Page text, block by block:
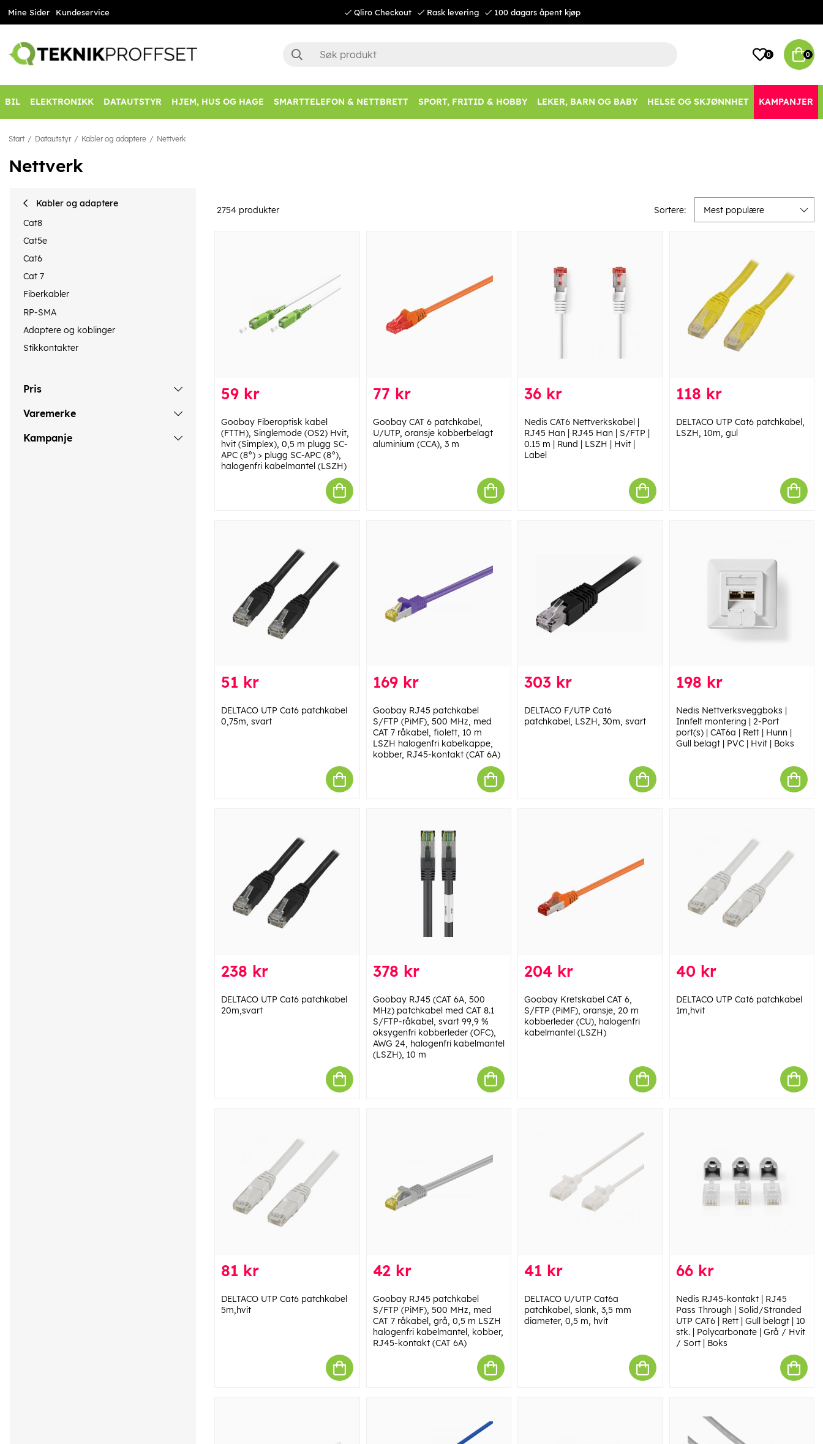
Mine Sider Kundeservice Qliro Checkout Rask levering 100 dagars åpent kjøp
0 0
BIL ELEKTRONIKK DATAUTSTYR HJEM, HUS OG HAGE SMARTTELEFON & NETTBRETT SPORT, FRITID & HOBBY LEKER, BARN OG BABY HELSE OG SKJØNNHET KAMPANJER
Start Datautstyr Kabler og adaptere Nettverk
Nettverk
Kabler og adaptere
Cat8
Cat5e
Cat6
Cat 7
Fiberkabler
RP-SMA
Adaptere og koblinger
Stikkontakter
Pris
Varemerke
Kampanje
2754 produkter Sortere: Mest populære
59 kr
Goobay Fiberoptisk kabel
(FTTH), Singlemode (OS2) Hvit,
hvit (Simplex), 0,5 m plugg SC-
APC (8°) > plugg SC-APC (8°),
halogenfri kabelmantel (LSZH)
77 kr
Goobay CAT 6 patchkabel,
U/UTP, oransje kobberbelagt
aluminium (CCA), 3 m
36 kr
Nedis CAT6 Nettverkskabel |
RJ45 Han | RJ45 Han | S/FTP |
0.15 m | Rund | LSZH | Hvit |
Label
118 kr
DELTACO UTP Cat6 patchkabel,
LSZH, 10m, gul
51 kr
DELTACO UTP Cat6 patchkabel
0,75m, svart
169 kr
Goobay RJ45 patchkabel
S/FTP (PiMF), 500 MHz, med
CAT 7 råkabel, fiolett, 10 m
LSZH halogenfri kabelkappe,
kobber, RJ45-kontakt (CAT 6A)
303 kr
DELTACO F/UTP Cat6
patchkabel, LSZH, 30m, svart
198 kr
Nedis Nettverksveggboks |
Innfelt montering | 2-Port
port(s) | CAT6a | Rett | Hunn |
Gull belagt | PVC | Hvit | Boks
238 kr
DELTACO UTP Cat6 patchkabel
20m,svart
378 kr
Goobay RJ45 (CAT 6A, 500
MHz) patchkabel med CAT 8.1
S/FTP-råkabel, svart 99,9 %
oksygenfri kobberleder (OFC),
AWG 24, halogenfri kabelmantel
(LSZH), 10 m
204 kr
Goobay Kretskabel CAT 6,
S/FTP (PiMF), oransje, 20 m
kobberleder (CU), halogenfri
kabelmantel (LSZH)
40 kr
DELTACO UTP Cat6 patchkabel
1m,hvit
81 kr
DELTACO UTP Cat6 patchkabel
5m,hvit
42 kr
Goobay RJ45 patchkabel
S/FTP (PiMF), 500 MHz, med
CAT 7 råkabel, grå, 0,5 m LSZH
halogenfri kabelmantel, kobber,
RJ45-kontakt (CAT 6A)
41 kr
DELTACO U/UTP Cat6a
patchkabel, slank, 3,5 mm
diameter, 0,5 m, hvit
66 kr
Nedis RJ45-kontakt | RJ45
Pass Through | Solid/Stranded
UTP CAT6 | Rett | Gull belagt | 10
stk. | Polycarbonate | Grå / Hvit
/ Sort | Boks